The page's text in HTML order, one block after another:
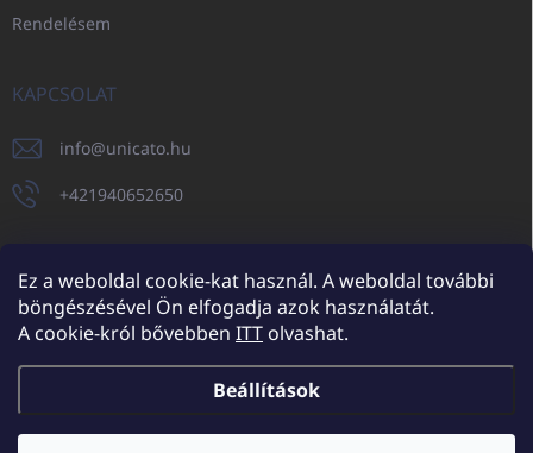
Ez a weboldal cookie-kat használ. A weboldal további
böngészésével Ön elfogadja azok használatát.
A cookie-król bővebben ITTolvashat.
Beállítások
Rendelésem
KAPCSOLAT
info@unicato.hu
+421940652650
UNICATO.sk UNICATOshop.cz UNICATO.at UNICATO.hu
UNICATOshop.pl UNICATOshop.de
Copyright 2026UNICATO.hu. Minden jog fenntartva.Süti beállítások